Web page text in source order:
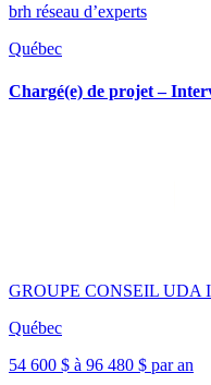
brh réseau d’experts
Québec
Chargé(e) de projet –
GROUPE CONSEIL UDA
Québec
54 600 $ à 96 480 $ par an